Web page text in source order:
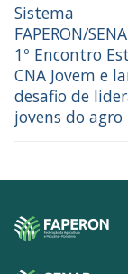
Sistema
FAPERON/
1º Encontro
CNA Jovem e
desafio de
jovens do agro